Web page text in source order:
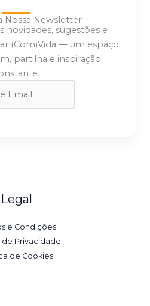
Nossa Newsletter
novidades, sugestões e
(Com)Vida — um espaço
partilha e inspiração
Legal
e Condições
de Privacidade
de Cookies